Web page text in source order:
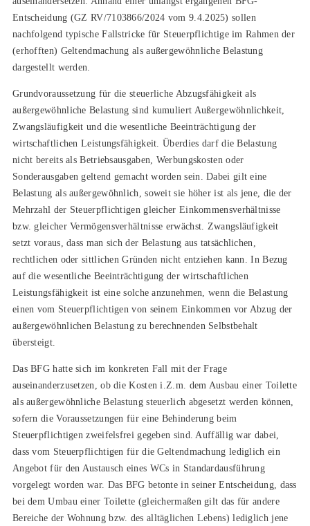
Entscheidung (GZ RV/7103866/2024 vom 9.4.2025) sollen
nachfolgend typische Fallstricke für Steuerpflichtige im Rahmen der
(erhofften) Geltendmachung als außergewöhnliche Belastung
dargestellt werden.
Grundvoraussetzung für die steuerliche Abzugsfähigkeit als
außergewöhnliche Belastung sind kumuliert Außergewöhnlichkeit,
Zwangsläufigkeit und die wesentliche Beeinträchtigung der
wirtschaftlichen Leistungsfähigkeit. Überdies darf die Belastung
nicht bereits als Betriebsausgaben, Werbungskosten oder
Sonderausgaben geltend gemacht worden sein. Dabei gilt eine
Belastung als außergewöhnlich, soweit sie höher ist als jene, die der
Mehrzahl der Steuerpflichtigen gleicher Einkommensverhältnisse
bzw. gleicher Vermögensverhältnisse erwächst. Zwangsläufigkeit
setzt voraus, dass man sich der Belastung aus tatsächlichen,
rechtlichen oder sittlichen Gründen nicht entziehen kann. In Bezug
auf die wesentliche Beeinträchtigung der wirtschaftlichen
Leistungsfähigkeit ist eine solche anzunehmen, wenn die Belastung
einen vom Steuerpflichtigen von seinem Einkommen vor Abzug der
außergewöhnlichen Belastung zu berechnenden Selbstbehalt
übersteigt.
Das BFG hatte sich im konkreten Fall mit der Frage
auseinanderzusetzen, ob die Kosten i.Z.m. dem Ausbau einer Toilette
als außergewöhnliche Belastung steuerlich abgesetzt werden können,
sofern die Voraussetzungen für eine Behinderung beim
Steuerpflichtigen zweifelsfrei gegeben sind. Auffällig war dabei,
dass vom Steuerpflichtigen für die Geltendmachung lediglich ein
Angebot für den Austausch eines WCs in Standardausführung
vorgelegt worden war. Das BFG betonte in seiner Entscheidung, dass
bei dem Umbau einer Toilette (gleichermaßen gilt das für andere
Bereiche der Wohnung bzw. des alltäglichen Lebens) lediglich jene